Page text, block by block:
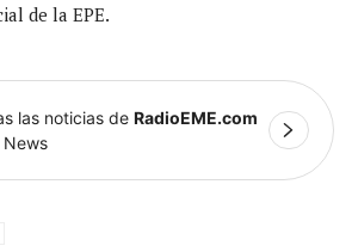
de la EPE.
las noticias de RadioEME.com
News